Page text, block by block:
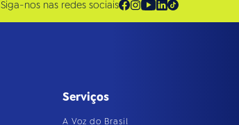
Siga-nos nas redes sociais
Serviços
A Voz do Brasil